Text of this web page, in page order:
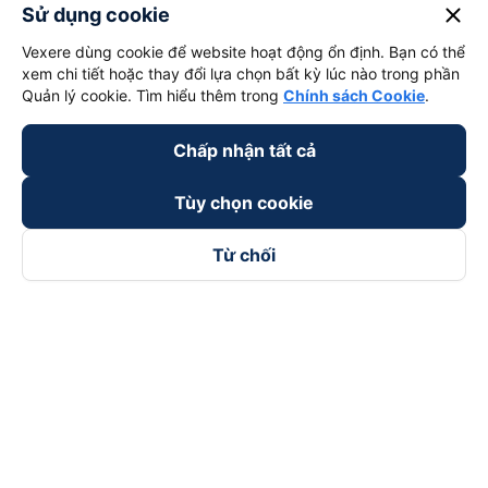
Sử dụng cookie close
Vexere dùng cookie để website hoạt động ổn định. Bạn có thể
xem chi tiết hoặc thay đổi lựa chọn bất kỳ lúc nào trong phần
Quản lý cookie. Tìm hiểu thêm trong Chính sách Cookie.
Chấp nhận tất cả
Tùy chọn cookie
Từ chối